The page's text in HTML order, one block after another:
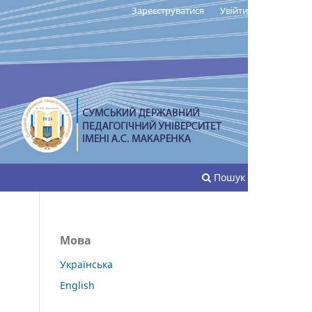
Пошук
Зареєструватися Увійти
Мова
Українська
English